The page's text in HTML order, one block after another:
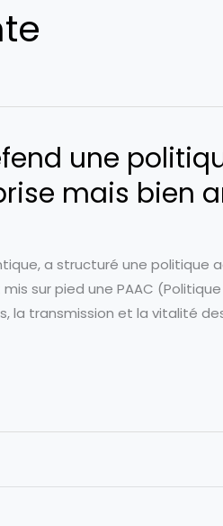
une
mais bien
a structuré une politique
sur pied une PAAC
la transmission et la vitalité